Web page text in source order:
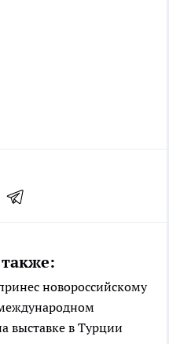
новороссийскому
выставке в Турции